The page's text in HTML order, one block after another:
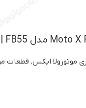
موتورولا ایکس, قطعات